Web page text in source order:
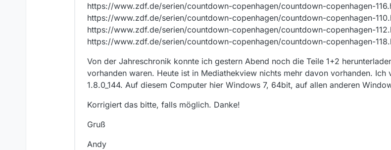
https://www.zdf.de/serien/countdown-copenhagen/countdown-copenhagen-
https://www.zdf.de/serien/countdown-copenhagen/countdown-copenhagen-
https://www.zdf.de/serien/countdown-copenhagen/countdown-copenhagen-
https://www.zdf.de/serien/countdown-copenhagen/countdown-copenhagen-
Von der Jahreschronik konnte ich gestern Abend noch die Teile 1+2
vorhanden waren. Heute ist in Mediathekview nichts mehr davon vorhanden. Ich
1.8.0_144. Auf diesem Computer hier Windows 7, 64bit, auf allen anderen
Korrigiert das bitte, falls möglich. Danke!
Gruß
Andy